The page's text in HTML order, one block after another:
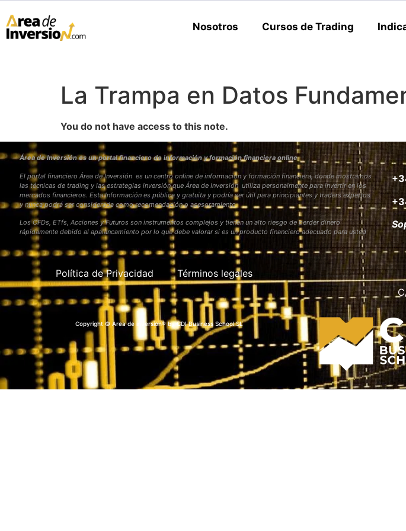
Nosotros Cursos de Trading
La Trampa en Datos
You do not have access to this note.
Área de Inversión es un portal financiero de información y formación financiera online
El portal financiero Área de Inversión es un centro online de información y formación financiera, donde mostramos
las técnicas de trading y las estrategias inversión que Área de Inversión utiliza personalmente para invertir en los
mercados financieros. Esta Información es pública y gratuita y podría ser útil para principiantes y traders expertos
y nunca podrá ser considerada como recomendación o asesoramiento
Los CFDs, ETfs, Acciones y Futuros son instrumentos complejos y tienen un alto riesgo de perder dinero
rápidamente debido al apalancamiento por lo que debe valorar si es un producto financiero adecuado para usted
Política de Privacidad Términos legales
Copyright © Area de inversion® by CDI Business School SL